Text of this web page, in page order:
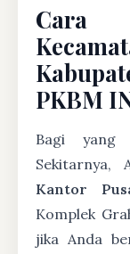
Cara
PKBM
Bagi yang
Sekitarnya,
Kantor
Komplek
jika Anda